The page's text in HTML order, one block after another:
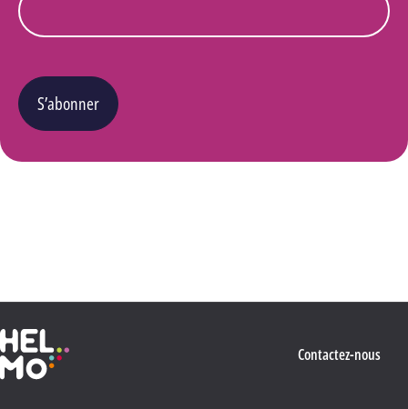
S’abonner
Haute École Libre Mosane
Contactez-nous